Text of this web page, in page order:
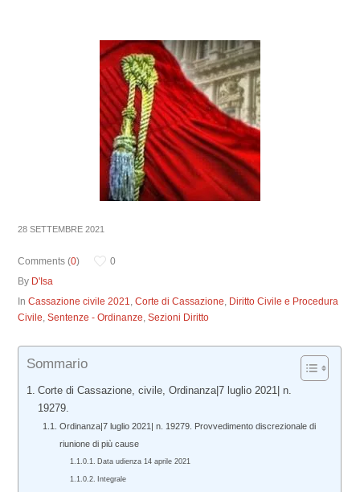
28 SETTEMBRE 2021
Comments (0)
0
By D'Isa
InCassazione civile 2021,Corte di Cassazione, Diritto Civile e Procedura
Civile,Sentenze - Ordinanze,Sezioni Diritto
Sommario
Corte di Cassazione, civile, Ordinanza|7 luglio 2021| n.
19279.
Ordinanza|7 luglio 2021| n. 19279. Provvedimento discrezionale di
riunione di più cause
Data udienza 14 aprile 2021
Integrale